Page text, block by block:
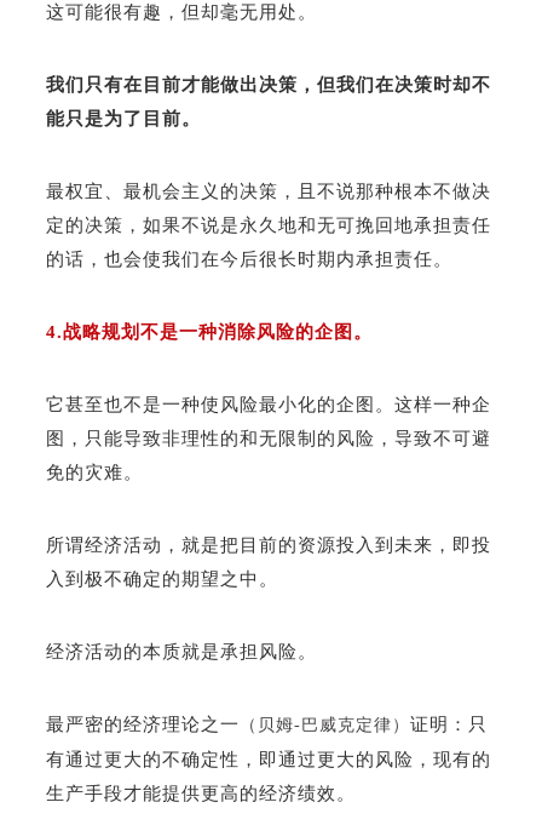
这可能很有趣，但却毫无用处。
我们只有在目前才能做出决策，但我们在决策时却不
能只是为了目前。
最权宜、最机会主义的决策，且不说那种根本不做决
定的决策，如果不说是永久地和无可挽回地承担责任
的话，也会使我们在今后很长时期内承担责任。
4.战略规划不是一种消除风险的企图。
它甚至也不是一种使风险最小化的企图。这样一种企
图，只能导致非理性的和无限制的风险，导致不可避
免的灾难。
所谓经济活动，就是把目前的资源投入到未来，即投
入到极不确定的期望之中。
经济活动的本质就是承担风险。
最严密的经济理论之一 （贝姆-巴威克定律）证明：只
有通过更大的不确定性，即通过更大的风险，现有的
生产手段才能提供更高的经济绩效。